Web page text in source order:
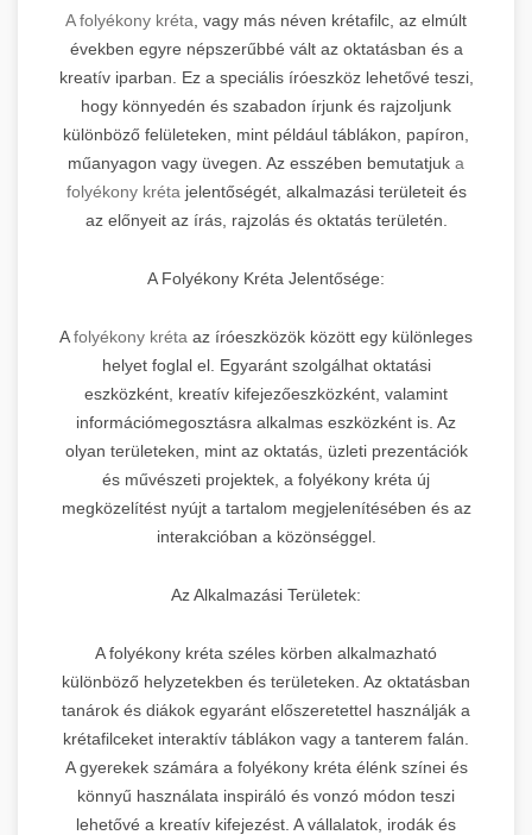
A folyékony kréta , vagy más néven krétafilc, az elmúlt
években egyre népszerűbbé vált az oktatásban és a
kreatív iparban. Ez a speciális íróeszköz lehetővé teszi,
hogy könnyedén és szabadon írjunk és rajzoljunk
különböző felületeken, mint például táblákon, papíron,
műanyagon vagy üvegen. Az esszében bemutatjuk a
folyékony kréta jelentőségét, alkalmazási területeit és
az előnyeit az írás, rajzolás és oktatás területén.
A Folyékony Kréta Jelentősége:
Afolyékony kréta az íróeszközök között egy különleges
helyet foglal el. Egyaránt szolgálhat oktatási
eszközként, kreatív kifejezőeszközként, valamint
információmegosztásra alkalmas eszközként is. Az
olyan területeken, mint az oktatás, üzleti prezentációk
és művészeti projektek, a folyékony kréta új
megközelítést nyújt a tartalom megjelenítésében és az
interakcióban a közönséggel.
Az Alkalmazási Területek:
A folyékony kréta széles körben alkalmazható
különböző helyzetekben és területeken. Az oktatásban
tanárok és diákok egyaránt előszeretettel használják a
krétafilceket interaktív táblákon vagy a tanterem falán.
A gyerekek számára a folyékony kréta élénk színei és
könnyű használata inspiráló és vonzó módon teszi
lehetővé a kreatív kifejezést. A vállalatok, irodák és